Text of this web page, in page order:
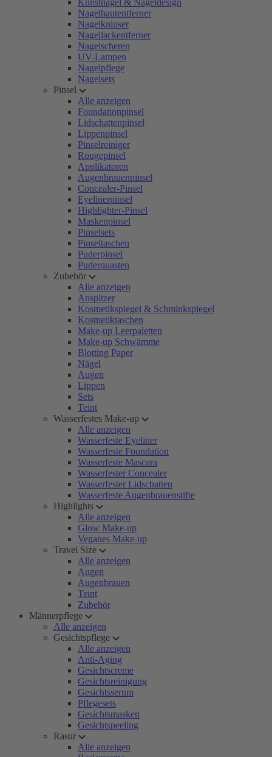
Kunstnägel & Nageldesign
Nagelhautentferner
Nagelknipser
Nagellackentferner
Nagelscheren
UV-Lampen
Nagelpflege
Nagelsets
Pinsel
Alle anzeigen
Foundationpinsel
Lidschattenpinsel
Lippenpinsel
Pinselreiniger
Rougepinsel
Applikatoren
Augenbrauenpinsel
Concealer-Pinsel
Eyelinerpinsel
Highlighter-Pinsel
Maskenpinsel
Pinselsets
Pinseltaschen
Puderpinsel
Puderquasten
Zubehör
Alle anzeigen
Anspitzer
Kosmetikspiegel & Schminkspiegel
Kosmetiktaschen
Make-up Leerpaletten
Make-up Schwämme
Blotting Paper
Nägel
Augen
Lippen
Sets
Teint
Wasserfestes Make-up
Alle anzeigen
Wasserfeste Eyeliner
Wasserfeste Foundation
Wasserfeste Mascara
Wasserfester Concealer
Wasserfester Lidschatten
Wasserfeste Augenbrauenstifte
Highlights
Alle anzeigen
Glow Make-up
Veganes Make-up
Travel Size
Alle anzeigen
Augen
Augenbrauen
Teint
Zubehör
Männerpflege
Alle anzeigen
Gesichtspflege
Alle anzeigen
Anti-Aging
Gesichtscreme
Gesichtsreinigung
Gesichtsserum
Pflegesets
Gesichtsmasken
Gesichtspeeling
Rasur
Alle anzeigen